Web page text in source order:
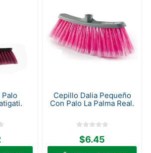
Cepillo Dalia Pequeño
Con Palo La Palma Real.
$6.45